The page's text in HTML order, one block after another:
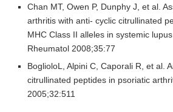
Chan MT, Owen P, Dunphy J, et al.
arthritis with anti- cyclic citrullinated
MHC Class II alleles in systemic
Rheumatol 2008;35:77
BoglioloL, Alpini C, Caporali R, et al.
citrullinated peptides in psoriatic
2005;32:511